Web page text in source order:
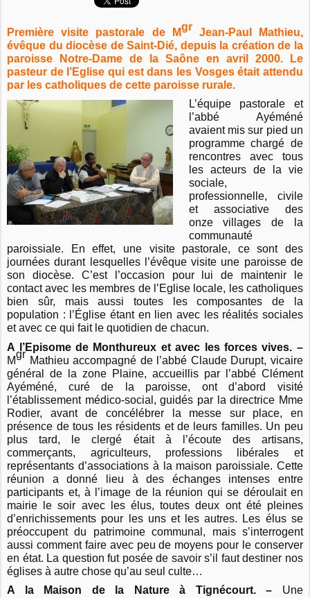
Première visite pastorale de Mgr Jean-Paul Mathieu,
évêque du diocèse de Saint-Dié, depuis la création de la
paroisse Notre-Dame de la Saône en avril 2000. Le
pasteur de l’Eglise qui est dans les Vosges était attendu
par les catholiques de cette paroisse rurale.
L’équipe pastorale et
l’abbé Ayéméné
avaient mis sur pied un
programme chargé de
rencontres avec tous
les acteurs de la vie
sociale,
professionnelle, civile
et associative des
onze villages de la
communauté
paroissiale. En effet, une visite pastorale, ce sont des
journées durant lesquelles l’évêque visite une paroisse de
son diocèse. C’est l’occasion pour lui de maintenir le
contact avec les membres de l’Eglise locale, les catholiques
bien sûr, mais aussi toutes les composantes de la
population : l’Église étant en lien avec les réalités sociales
et avec ce qui fait le quotidien de chacun.
A l’Episome de Monthureux et avec les forces vives. –
Mgr Mathieu accompagné de l’abbé Claude Durupt, vicaire
général de la zone Plaine, accueillis par l’abbé Clément
Ayéméné, curé de la paroisse, ont d’abord visité
l’établissement médico-social, guidés par la directrice Mme
Rodier, avant de concélébrer la messe sur place, en
présence de tous les résidents et de leurs familles. Un peu
plus tard, le clergé était à l’écoute des artisans,
commerçants, agriculteurs, professions libérales et
représentants d’associations à la maison paroissiale. Cette
réunion a donné lieu à des échanges intenses entre
participants et, à l’image de la réunion qui se déroulait en
mairie le soir avec les élus, toutes deux ont été pleines
d’enrichissements pour les uns et les autres. Les élus se
préoccupent du patrimoine communal, mais s’interrogent
aussi comment faire avec peu de moyens pour le conserver
en état. La question fut posée de savoir s’il faut destiner nos
églises à autre chose qu’au seul culte…
A la Maison de la Nature à Tignécourt. – Une